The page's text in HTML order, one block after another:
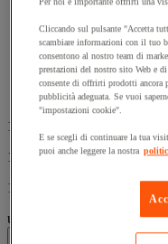
stelle.
Temperatura
Il pulsante 50 °C
dopo l'utilizzo.
Protezione contro il
Impugnatura
148,25 €
118,60 €IVA Escl.
144,69 € IVA incl.
unità
Cliccando sul pulsante "Accetta
scambiare informazioni con il tuo
consentono al nostro team di
prestazioni del nostro sito Web e
consente di offrirti prodotti ancora
pubblicità adeguata. Se vuoi
"impostazioni cookie".
E se scegli di continuare la tua
puoi anche leggere la nostra